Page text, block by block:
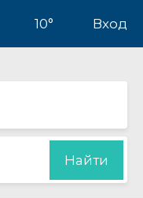
10° Вход
Найти